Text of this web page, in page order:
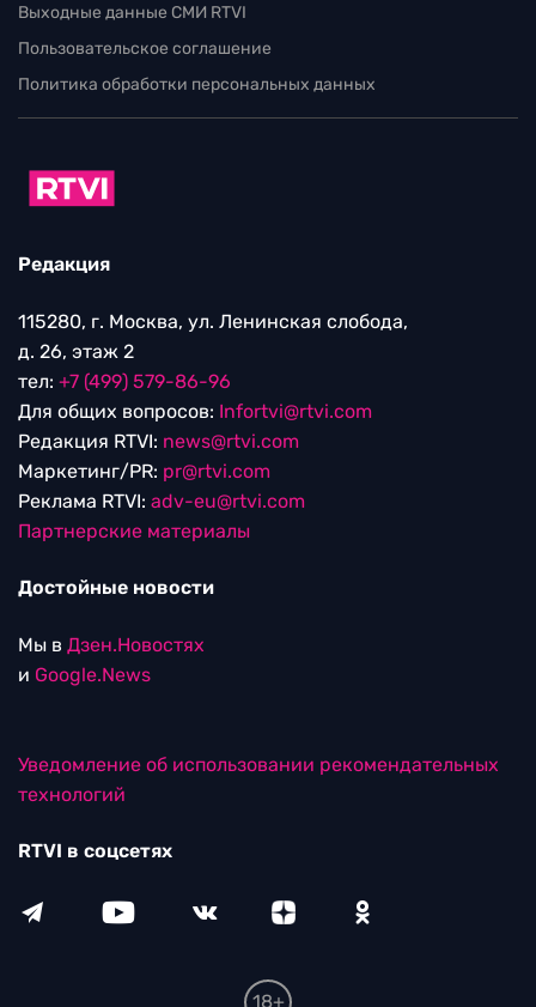
Выходные данные СМИ RTVI
Пользовательское соглашение
Политика обработки персональных данных
Редакция
115280, г. Москва, ул. Ленинская слобода,
д. 26, этаж 2
тел: +7 (499) 579-86-96
Для общих вопросов: Infortvi@rtvi.com
Редакция RTVI: news@rtvi.com
Маркетинг/PR: pr@rtvi.com
Реклама RTVI: adv-eu@rtvi.com
Партнерские материалы
Достойные новости
Мы в Дзен.Новостях
и Google.News
Уведомление об использовании рекомендательных
технологий
RTVI в соцсетях
18+